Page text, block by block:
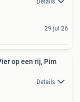
29 jul 26
op een rij, Pim
Details